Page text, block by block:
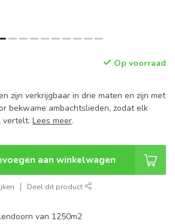
Op voorraad
zijn verkrijgbaar in drie maten en zijn met
bekwame ambachtslieden, zodat elk
vertelt. Lees meer.
aan winkelwagen
Deel dit product
van 1250m2